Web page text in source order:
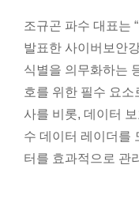
조규곤 파수 대표는
발표한 사이버보안
식별을 의무화하는
호를 위한 필수 요소
사를 비롯, 데이터
수 데이터 레이더를
터를 효과적으로 관